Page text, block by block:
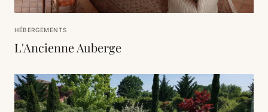
HÉBERGEMENTS
L'Ancienne Auberge